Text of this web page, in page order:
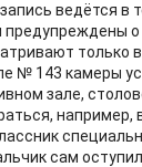
ведётся в
предупреждены
только
№ 143 камеры
зале,
например,
сам